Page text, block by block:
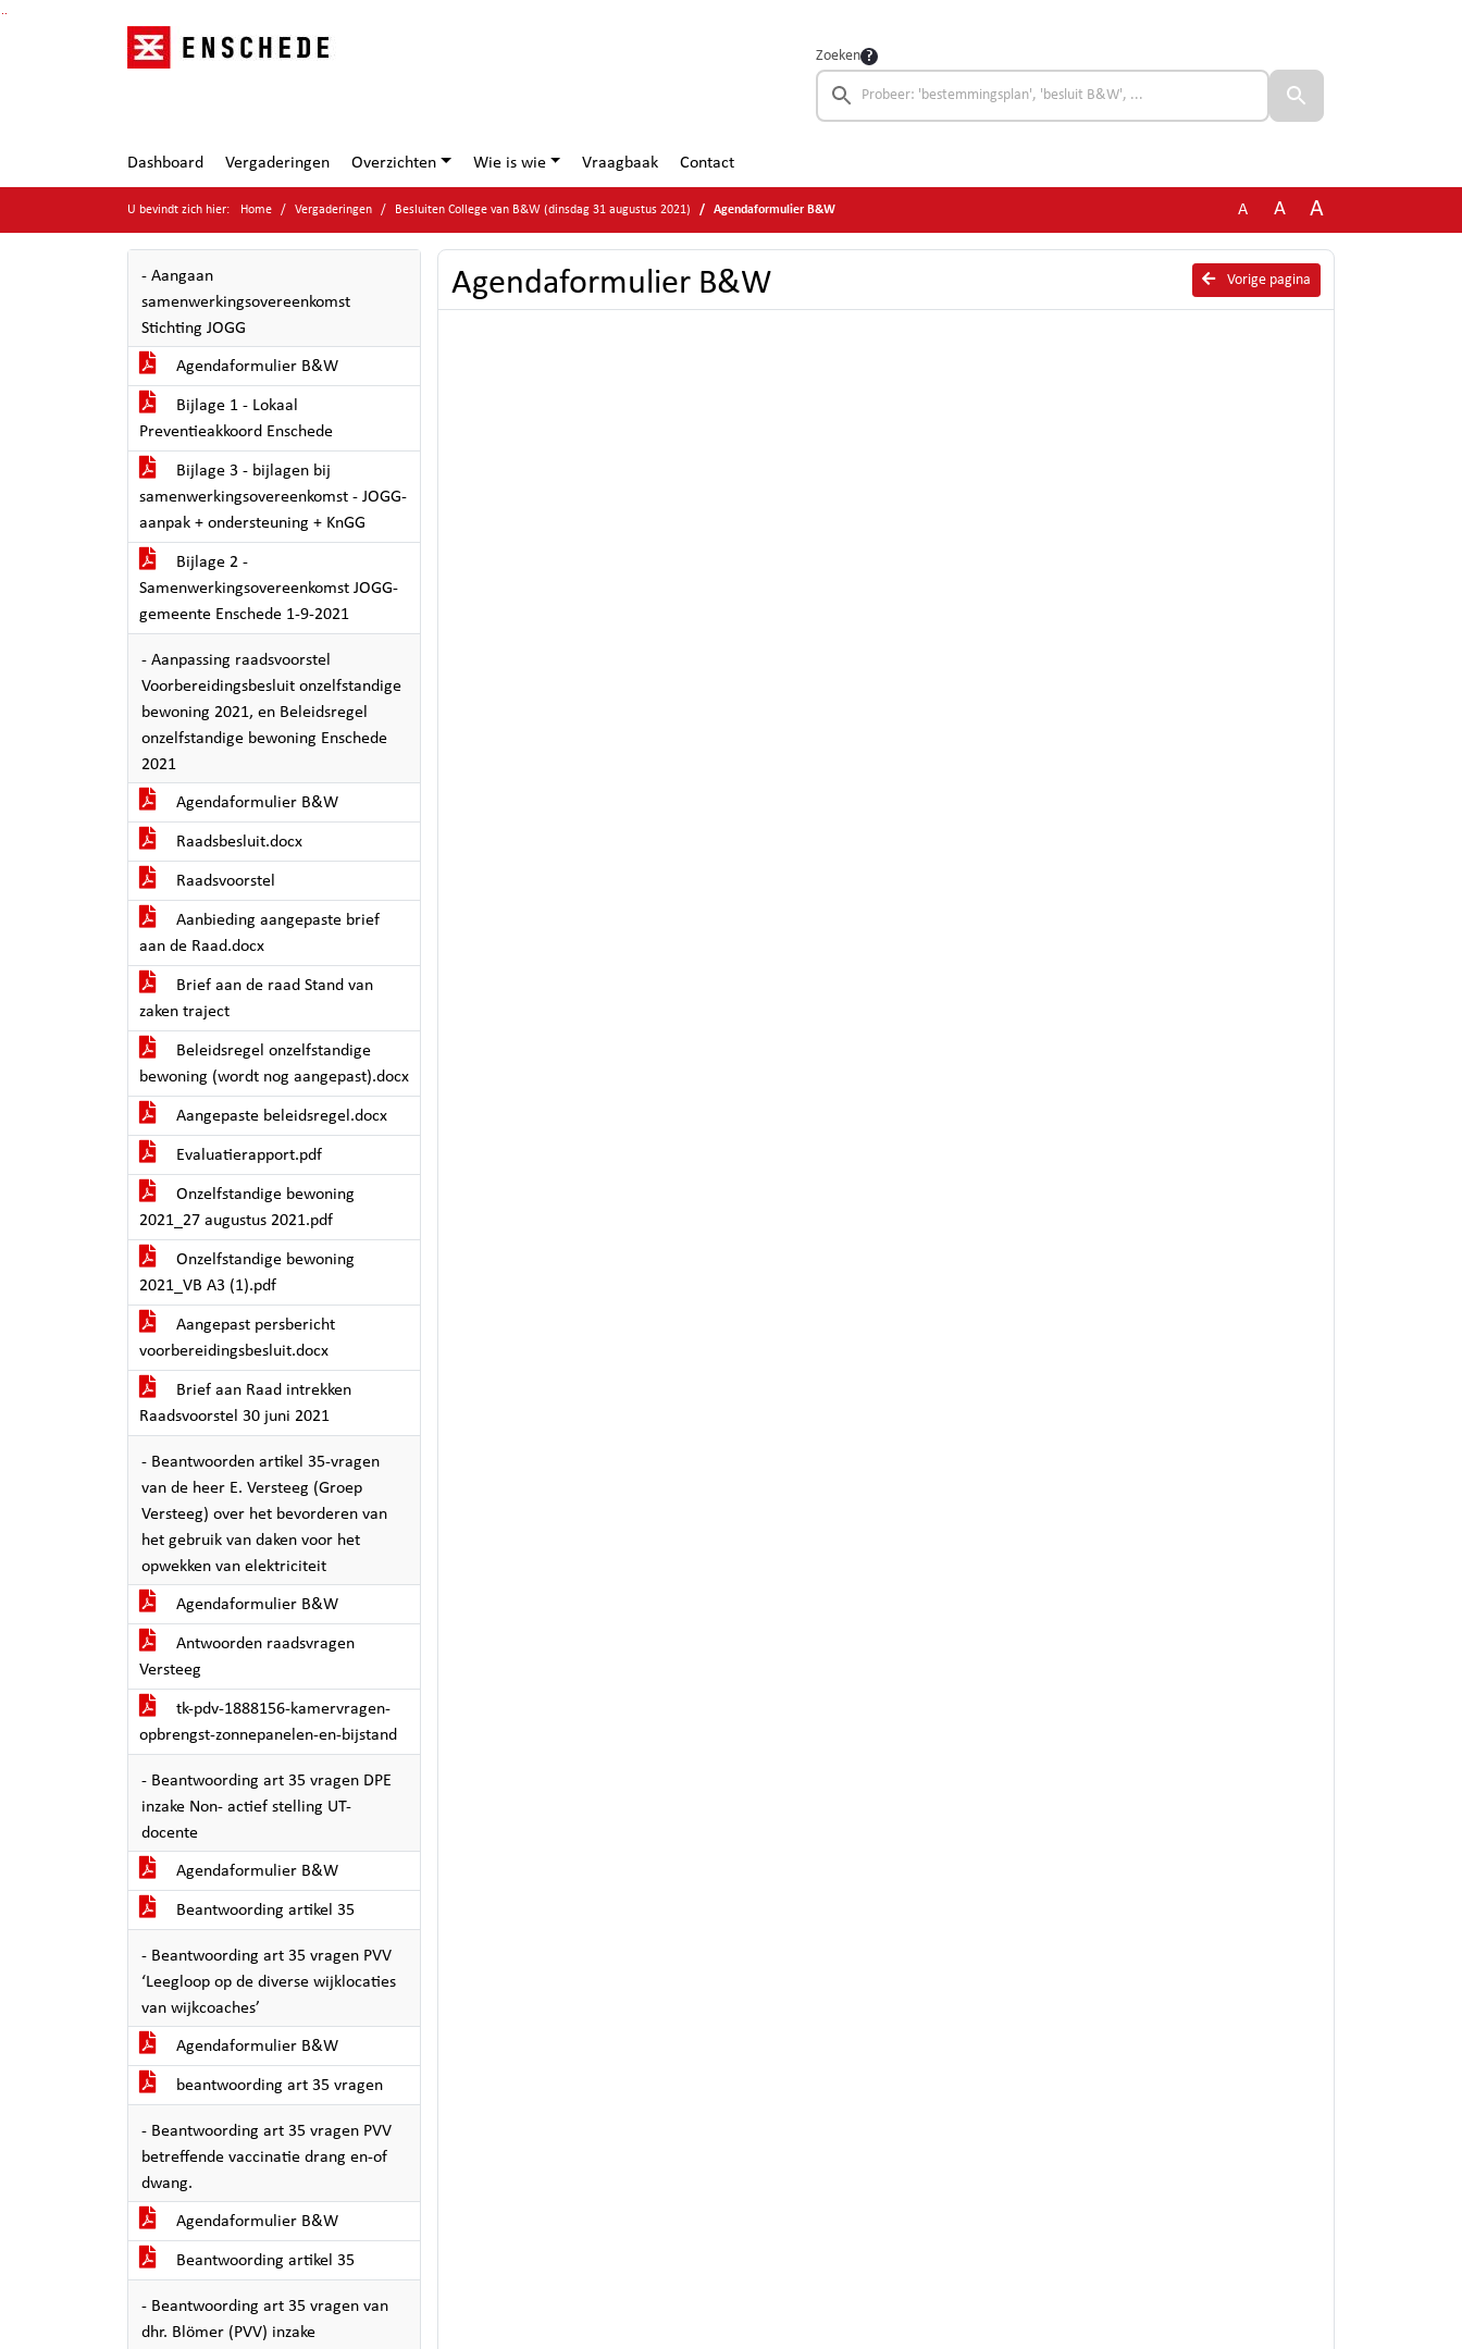
Ga naar de inhoud van deze pagina
Ga naar het zoeken
Ga naar het menu
Zoeken
Dashboard Vergaderingen Overzichten Wie is wie Vraagbaak Contact
U bevindt zich hier: Home Vergaderingen Besluiten College van B&W (dinsdag 31 augustus 2021) Agendaformulier B&W A A A
- Aangaan
samenwerkingsovereenkomst
Stichting JOGG
Agendaformulier B&W
Bijlage 1 - Lokaal
Preventieakkoord Enschede
Bijlage 3 - bijlagen bij
samenwerkingsovereenkomst - JOGG-
aanpak + ondersteuning + KnGG
Bijlage 2 -
Samenwerkingsovereenkomst JOGG-
gemeente Enschede 1-9-2021
- Aanpassing raadsvoorstel
Voorbereidingsbesluit onzelfstandige
bewoning 2021, en Beleidsregel
onzelfstandige bewoning Enschede
2021
Agendaformulier B&W
Raadsbesluit.docx
Raadsvoorstel
Aanbieding aangepaste brief
aan de Raad.docx
Brief aan de raad Stand van
zaken traject
Beleidsregel onzelfstandige
bewoning (wordt nog aangepast).docx
Aangepaste beleidsregel.docx
Evaluatierapport.pdf
Onzelfstandige bewoning
2021_27 augustus 2021.pdf
Onzelfstandige bewoning
2021_VB A3 (1).pdf
Aangepast persbericht
voorbereidingsbesluit.docx
Brief aan Raad intrekken
Raadsvoorstel 30 juni 2021
- Beantwoorden artikel 35-vragen
van de heer E. Versteeg (Groep
Versteeg) over het bevorderen van
het gebruik van daken voor het
opwekken van elektriciteit
Agendaformulier B&W
Antwoorden raadsvragen
Versteeg
tk-pdv-1888156-kamervragen-
opbrengst-zonnepanelen-en-bijstand
- Beantwoording art 35 vragen DPE
inzake Non- actief stelling UT-
docente
Agendaformulier B&W
Beantwoording artikel 35
- Beantwoording art 35 vragen PVV
‘Leegloop op de diverse wijklocaties
van wijkcoaches’
Agendaformulier B&W
beantwoording art 35 vragen
- Beantwoording art 35 vragen PVV
betreffende vaccinatie drang en-of
dwang.
Agendaformulier B&W
Beantwoording artikel 35
- Beantwoording art 35 vragen van
dhr. Blömer (PVV) inzake
Vorige pagina
Agendaformulier B&W